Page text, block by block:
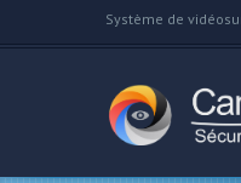
Système de